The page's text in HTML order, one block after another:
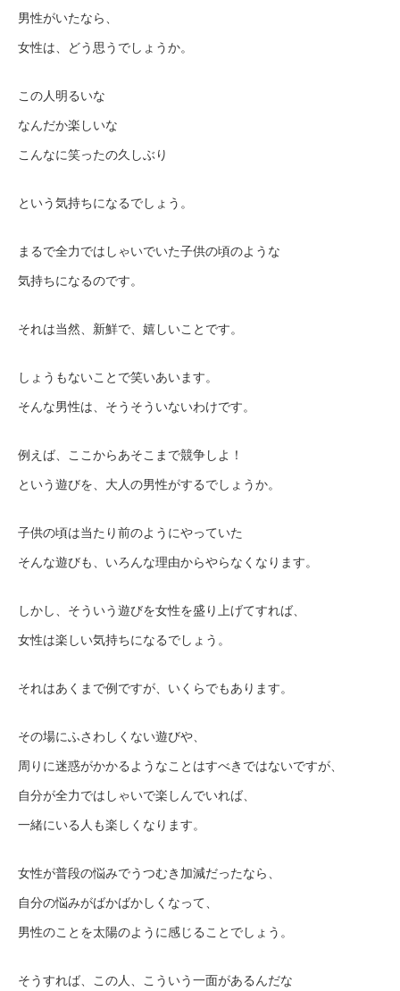
男性がいたなら、
女性は、どう思うでしょうか。
この人明るいな
なんだか楽しいな
こんなに笑ったの久しぶり
という気持ちになるでしょう。
まるで全力ではしゃいでいた子供の頃のような
気持ちになるのです。
それは当然、新鮮で、嬉しいことです。
しょうもないことで笑いあいます。
そんな男性は、そうそういないわけです。
例えば、ここからあそこまで競争しよ！
という遊びを、大人の男性がするでしょうか。
子供の頃は当たり前のようにやっていた
そんな遊びも、いろんな理由からやらなくなります。
しかし、そういう遊びを女性を盛り上げてすれば、
女性は楽しい気持ちになるでしょう。
それはあくまで例ですが、いくらでもあります。
その場にふさわしくない遊びや、
周りに迷惑がかかるようなことはすべきではないですが、
自分が全力ではしゃいで楽しんでいれば、
一緒にいる人も楽しくなります。
女性が普段の悩みでうつむき加減だったなら、
自分の悩みがばかばかしくなって、
男性のことを太陽のように感じることでしょう。
そうすれば、この人、こういう一面があるんだな